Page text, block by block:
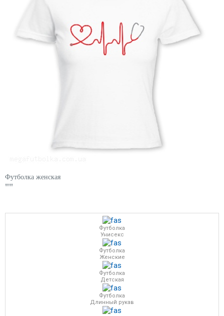
Футболка женская
""
Футболка
Унисекс
Футболка
Женские
Футболка
Детская
Футболка
Длинный рукав